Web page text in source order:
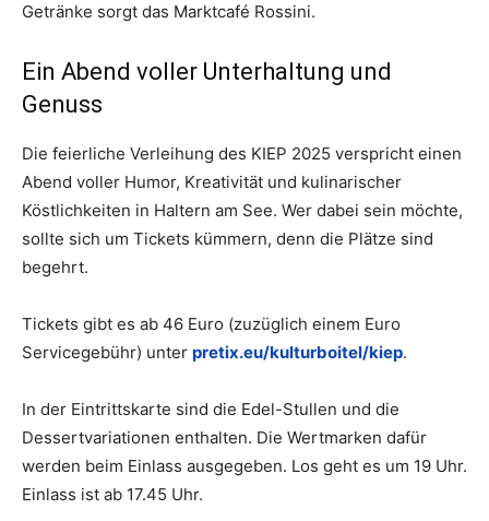
Getränke sorgt das Marktcafé Rossini.
Ein Abend voller Unterhaltung und
Genuss
Die feierliche Verleihung des KIEP 2025 verspricht einen
Abend voller Humor, Kreativität und kulinarischer
Köstlichkeiten in Haltern am See. Wer dabei sein möchte,
sollte sich um Tickets kümmern, denn die Plätze sind
begehrt.
Tickets gibt es ab 46 Euro (zuzüglich einem Euro
Servicegebühr) unter pretix.eu/kulturboitel/kiep.
In der Eintrittskarte sind die Edel-Stullen und die
Dessertvariationen enthalten. Die Wertmarken dafür
werden beim Einlass ausgegeben. Los geht es um 19 Uhr.
Einlass ist ab 17.45 Uhr.